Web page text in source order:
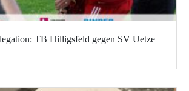
TB Hilligsfeld gegen SV Uetze